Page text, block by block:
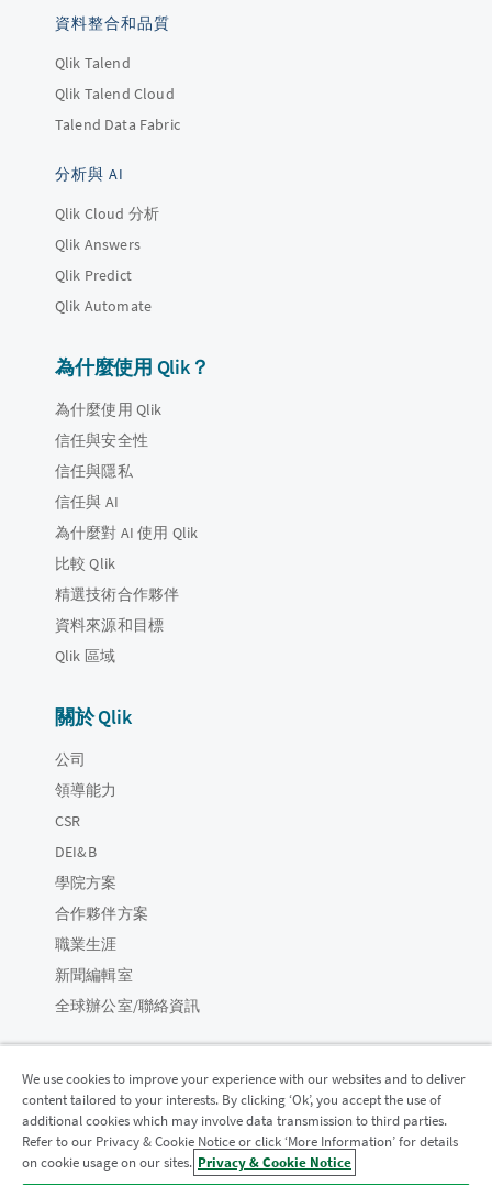
資料整合和品質
Qlik Talend
Qlik Talend Cloud
Talend Data Fabric
分析與 AI
Qlik Cloud 分析
Qlik Answers
Qlik Predict
Qlik Automate
為什麼使用 Qlik？
為什麼使用 Qlik
信任與安全性
信任與隱私
信任與 AI
為什麼對 AI 使用 Qlik
比較 Qlik
精選技術合作夥伴
資料來源和目標
Qlik 區域
關於 Qlik
公司
領導能力
CSR
DEI&B
學院方案
合作夥伴方案
職業生涯
新聞編輯室
全球辦公室/聯絡資訊
Qlik 社群
法律合約 產品條款 Legal Policies 法律條規
We use cookies to improve your experience with our websites and to deliver
content tailored to your interests. By clicking ‘Ok’, you accept the use of
additional cookies which may involve data transmission to third parties.
Refer to our Privacy & Cookie Notice or click ‘More Information’ for details
on cookie usage on our sites. Privacy & Cookie Notice